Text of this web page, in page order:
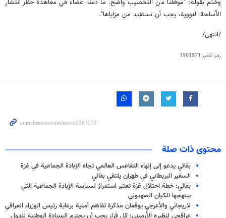
وختم بقوله: "موقفنا من التخصيب واضح. ما دمنا أعضاء في معاهدة حظر انتشار
الأسلحة النووية، يجب أن نستفيد من مزاياها".
/انتهى/
رمز الخبر 1961571
محتوى ذات صلة
بقائي يدعو إلى إنهاء التقاعس العالمي تجاه الإبادة الجماعية في غزة
السفير البريطاني في طهران يلتقي بقائي
بقائي: خطة احتلال غزة تعتبر استمرارٌ لسياسة الإبادة الجماعية التي
ينتهجها الكيان الصهيوني
لاريجاني والأعرجي يوقعان مذكرة تفاهم أمنية برعاية رئيس الوزراء العراقي